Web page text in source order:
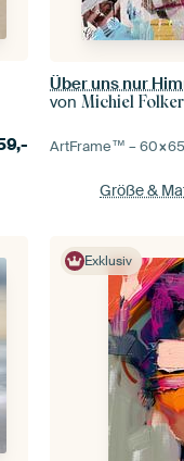
Über uns nur
vonMichiel
ArtFrame™ –
Größe &
Exklusiv